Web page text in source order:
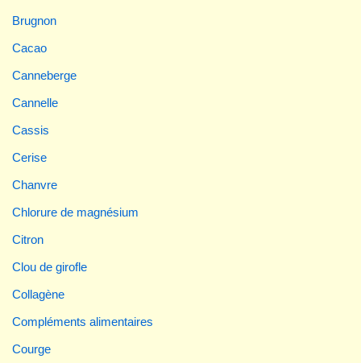
Brugnon
Cacao
Canneberge
Cannelle
Cassis
Cerise
Chanvre
Chlorure de magnésium
Citron
Clou de girofle
Collagène
Compléments alimentaires
Courge